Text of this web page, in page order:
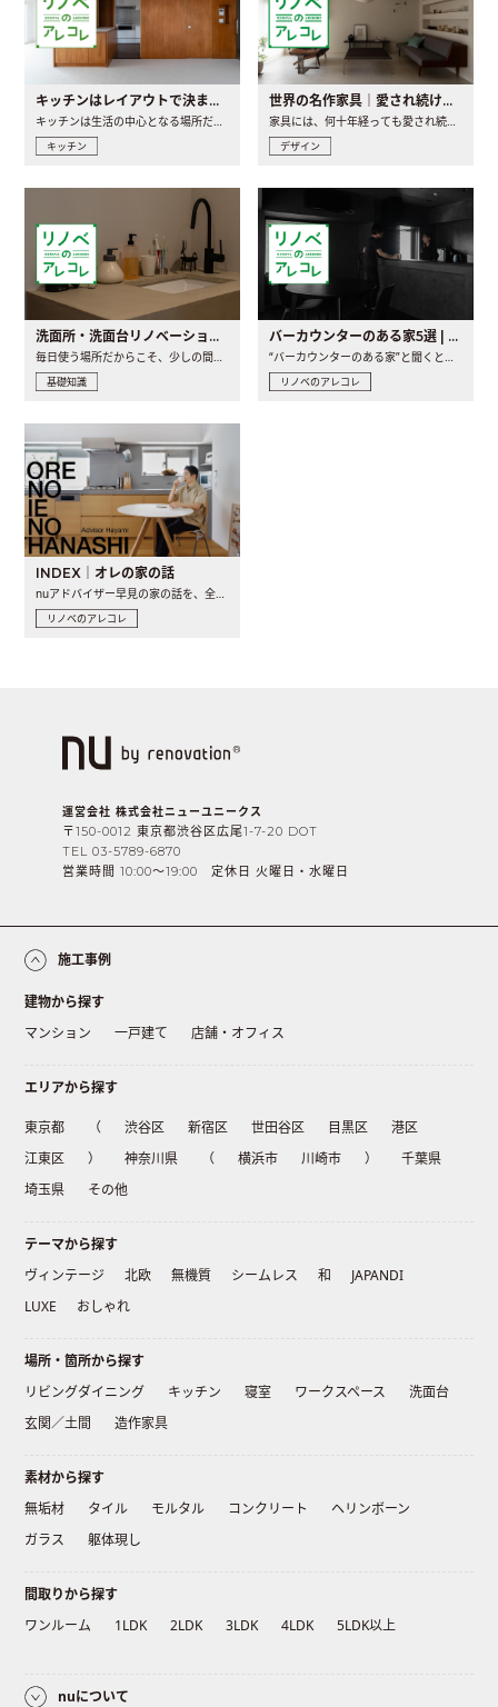
キッチンはレイアウトで決まる。後悔しないための考え方と選び方
キッチンは生活の中心となる場所だからこそ、家の中のどこに置..
キッチン
世界の名作家具｜愛され続ける理由と一生モノとの出会い方
家具には、何十年経っても愛され続ける「名作」と呼ばれるもの..
デザイン
洗面所・洗面台リノベーションの事例と間取りアイデア
毎日使う場所だからこそ、少しの間取りの工夫や素材の選び方で..
基礎知識
バーカウンターのある家5選 | 日常に馴染む“距離の近い”キッチンとは
“バーカウンターのある家”と聞くと、少し特別な、大人のための..
リノベのアレコレ
INDEX｜オレの家の話
nuアドバイザー早見の家の話を、全4話でお届け。リノベーションを..
リノベのアレコレ
運営会社 株式会社ニューユニークス
〒150-0012 東京都渋谷区広尾1-7-20 DOT
TEL 03-5789-6870
営業時間 10:00〜19:00 定休日 火曜日・水曜日
施工事例
建物から探す
マンション
一戸建て 店舗・オフィス
エリアから探す
東京都 （ 渋谷区 新宿区 世田谷区 目黒区
港区
江東区
） 神奈川県 （ 横浜市 川崎市 ）
千葉県
埼玉県
その他
テーマから探す
ヴィンテージ
北欧 無機質 シームレス 和
JAPANDI
LUXE
おしゃれ
場所・箇所から探す
リビングダイニング
キッチン 寝室 ワークスペース
洗面台
玄関／土間
造作家具
素材から探す
無垢材
タイル モルタル コンクリート
ヘリンボーン
ガラス
躯体現し
間取りから探す
ワンルーム
1LDK 2LDK 3LDK 4LDK 5LDK以上
nuについて